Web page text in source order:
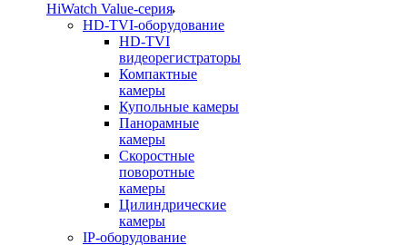
HiWatch Value-серия
HD-TVI-оборудование
HD-TVI
видеорегистраторы
Компактные
камеры
Купольные камеры
Панорамные
камеры
Скоростные
поворотные
камеры
Цилиндрические
камеры
IP-оборудование